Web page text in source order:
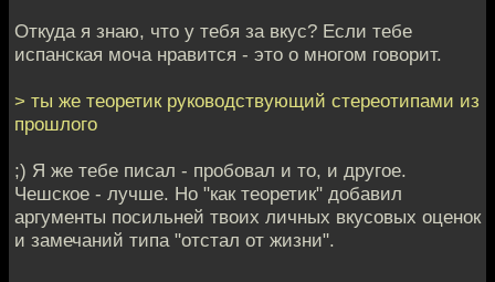
Откуда я знаю, что у тебя за вкус? Если тебе
испанская моча нравится - это о многом говорит.
> ты же теоретик руководствующий стереотипами из
прошлого
;) Я же тебе писал - пробовал и то, и другое.
Чешское - лучше. Но "как теоретик" добавил
аргументы посильней твоих личных вкусовых оценок
и замечаний типа "отстал от жизни".